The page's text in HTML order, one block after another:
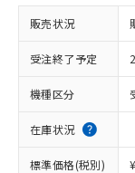
販売状況
受注終了予定
機種区分
在庫状況
標準価格(税別)